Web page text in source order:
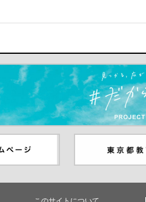
ます）
ウが開きます）